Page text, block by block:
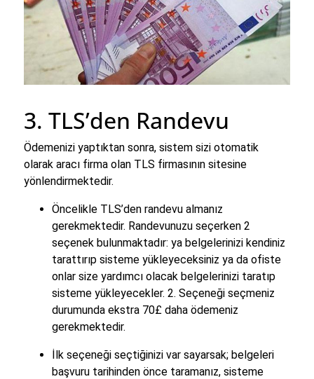
3. TLS’den Randevu
Ödemenizi yaptıktan sonra, sistem sizi otomatik
olarak aracı firma olan TLS firmasının sitesine
yönlendirmektedir.
Öncelikle TLS’den randevu almanız
gerekmektedir. Randevunuzu seçerken 2
seçenek bulunmaktadır: ya belgelerinizi kendiniz
tarattırıp sisteme yükleyeceksiniz ya da ofiste
onlar size yardımcı olacak belgelerinizi taratıp
sisteme yükleyecekler. 2. Seçeneği seçmeniz
durumunda ekstra 70£ daha ödemeniz
gerekmektedir.
İlk seçeneği seçtiğinizi var sayarsak; belgeleri
başvuru tarihinden önce taramanız, sisteme